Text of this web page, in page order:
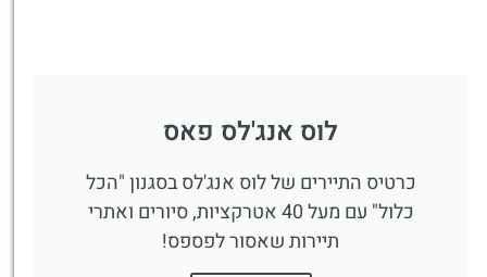
לוס אנג'לס פאס
כרטיס התיירים של לוס אנג'לס בסגנון "הכל
כלול" עם מעל 40 אטרקציות, סיורים ואתרי
תיירות שאסור לפספס!